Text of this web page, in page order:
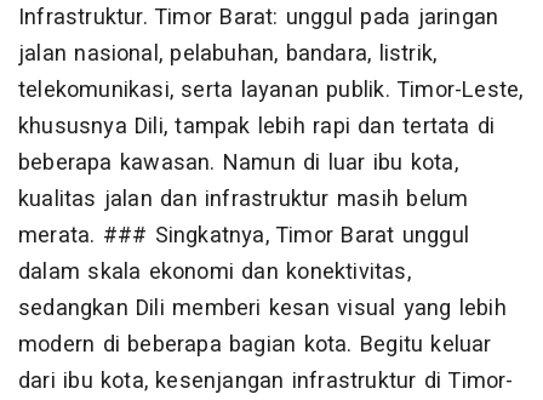
Infrastruktur. Timor Barat: unggul pada jaringan
jalan nasional, pelabuhan, bandara, listrik,
telekomunikasi, serta layanan publik. Timor-Leste,
khususnya Dili, tampak lebih rapi dan tertata di
beberapa kawasan. Namun di luar ibu kota,
kualitas jalan dan infrastruktur masih belum
merata. ### Singkatnya, Timor Barat unggul
dalam skala ekonomi dan konektivitas,
sedangkan Dili memberi kesan visual yang lebih
modern di beberapa bagian kota. Begitu keluar
dari ibu kota, kesenjangan infrastruktur di Timor-